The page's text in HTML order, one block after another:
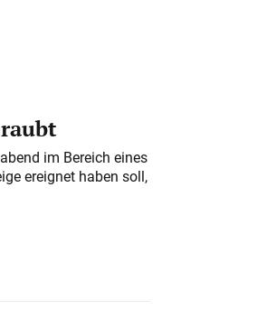
im Bereich eines
ereignet haben soll,